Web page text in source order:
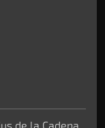
de la Cadena